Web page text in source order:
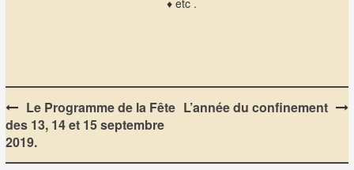
♦ etc .
Post
navigation
Le Programme de la Fête
des 13, 14 et 15 septembre
2019.
L’année du confinement